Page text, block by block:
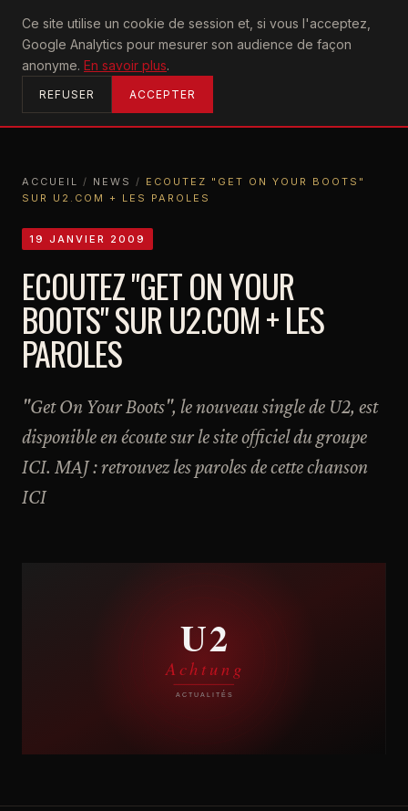
Ce site utilise un cookie de session et, si vous l'acceptez,
Google Analytics pour mesurer son audience de façon
anonyme. En savoir plus.
REFUSER ACCEPTER
U2achtung
ACCUEIL
ACCUEIL / NEWS / ECOUTEZ "GET ON YOUR BOOTS"
SUR U2.COM + LES PAROLES
19 JANVIER 2009
ECOUTEZ "GET ON YOUR
BOOTS" SUR U2.COM + LES
PAROLES
"Get On Your Boots", le nouveau single de U2, est
disponible en écoute sur le site officiel du groupe
ICI. MAJ : retrouvez les paroles de cette chanson
ICI